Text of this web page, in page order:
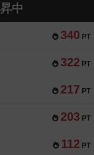
中
340 PT
322 PT
217 PT
203 PT
112 PT